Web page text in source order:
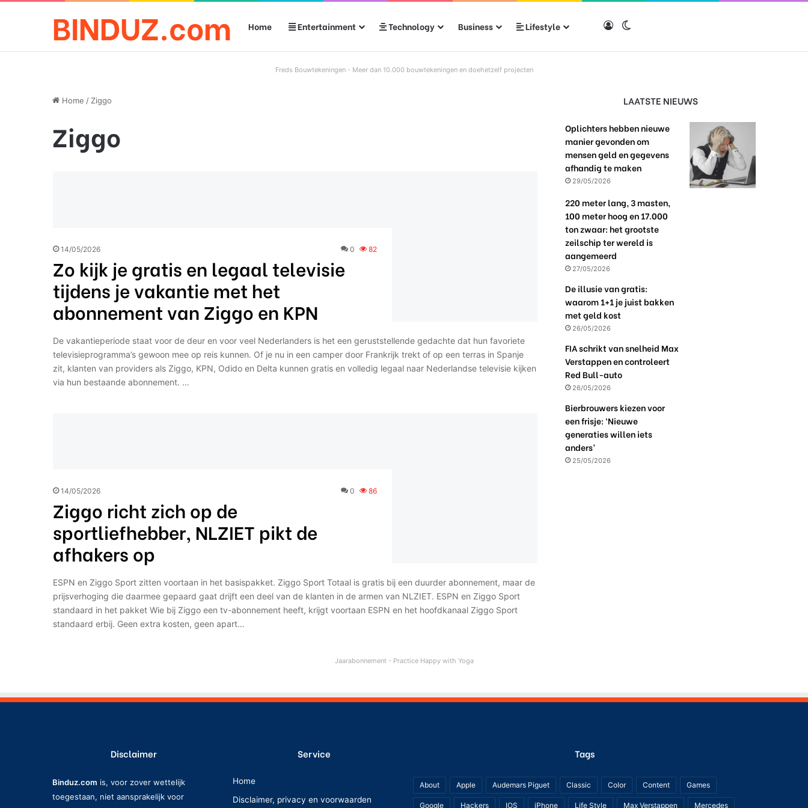
BINDUZ.com Home Entertainment Technology Business Lifestyle Log in
Freds Bouwtekeningen - Meer dan 10.000 bouwtekeningen en doehetzelf projecten
Home / Ziggo
Ziggo
14/05/2026 0 82
Zo kijk je gratis en legaal televisie
tijdens je vakantie met het
abonnement van Ziggo en KPN
De vakantieperiode staat voor de deur en voor veel Nederlanders is het een geruststellende gedachte dat hun favoriete
televisieprogramma’s gewoon mee op reis kunnen. Of je nu in een camper door Frankrijk trekt of op een terras in Spanje
zit, klanten van providers als Ziggo, KPN, Odido en Delta kunnen gratis en volledig legaal naar Nederlandse televisie kijken
via hun bestaande abonnement. …
14/05/2026 0 86
Ziggo richt zich op de
sportliefhebber, NLZIET pikt de
afhakers op
ESPN en Ziggo Sport zitten voortaan in het basispakket. Ziggo Sport Totaal is gratis bij een duurder abonnement, maar de
prijsverhoging die daarmee gepaard gaat drijft een deel van de klanten in de armen van NLZIET. ESPN en Ziggo Sport
standaard in het pakket Wie bij Ziggo een tv-abonnement heeft, krijgt voortaan ESPN en het hoofdkanaal Ziggo Sport
standaard erbij. Geen extra kosten, geen apart…
LAATSTE NIEUWS
Oplichters hebben nieuwe
manier gevonden om
mensen geld en gegevens
afhandig te maken
29/05/2026
220 meter lang, 3 masten,
100 meter hoog en 17.000
ton zwaar: het grootste
zeilschip ter wereld is
aangemeerd
27/05/2026
De illusie van gratis:
waarom 1+1 je juist bakken
met geld kost
26/05/2026
FIA schrikt van snelheid Max
Verstappen en controleert
Red Bull-auto
26/05/2026
Bierbrouwers kiezen voor
een frisje: ‘Nieuwe
generaties willen iets
anders’
25/05/2026
Jaarabonnement - Practice Happy with Yoga
Disclaimer
Binduz.com is, voor zover wettelijk
toegestaan, niet aansprakelijk voor
Service
Home
Disclaimer, privacy en voorwaarden
Tags
About Apple Audemars Piguet Classic Color Content Games
Google Hackers IOS iPhone Life Style Max Verstappen Mercedes